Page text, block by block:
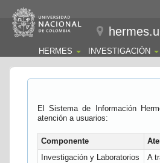
HERMES INVESTIGACIÓN
El Sistema de Información
atención a usuarios:
Componente
Investigación y Laboratorios
A